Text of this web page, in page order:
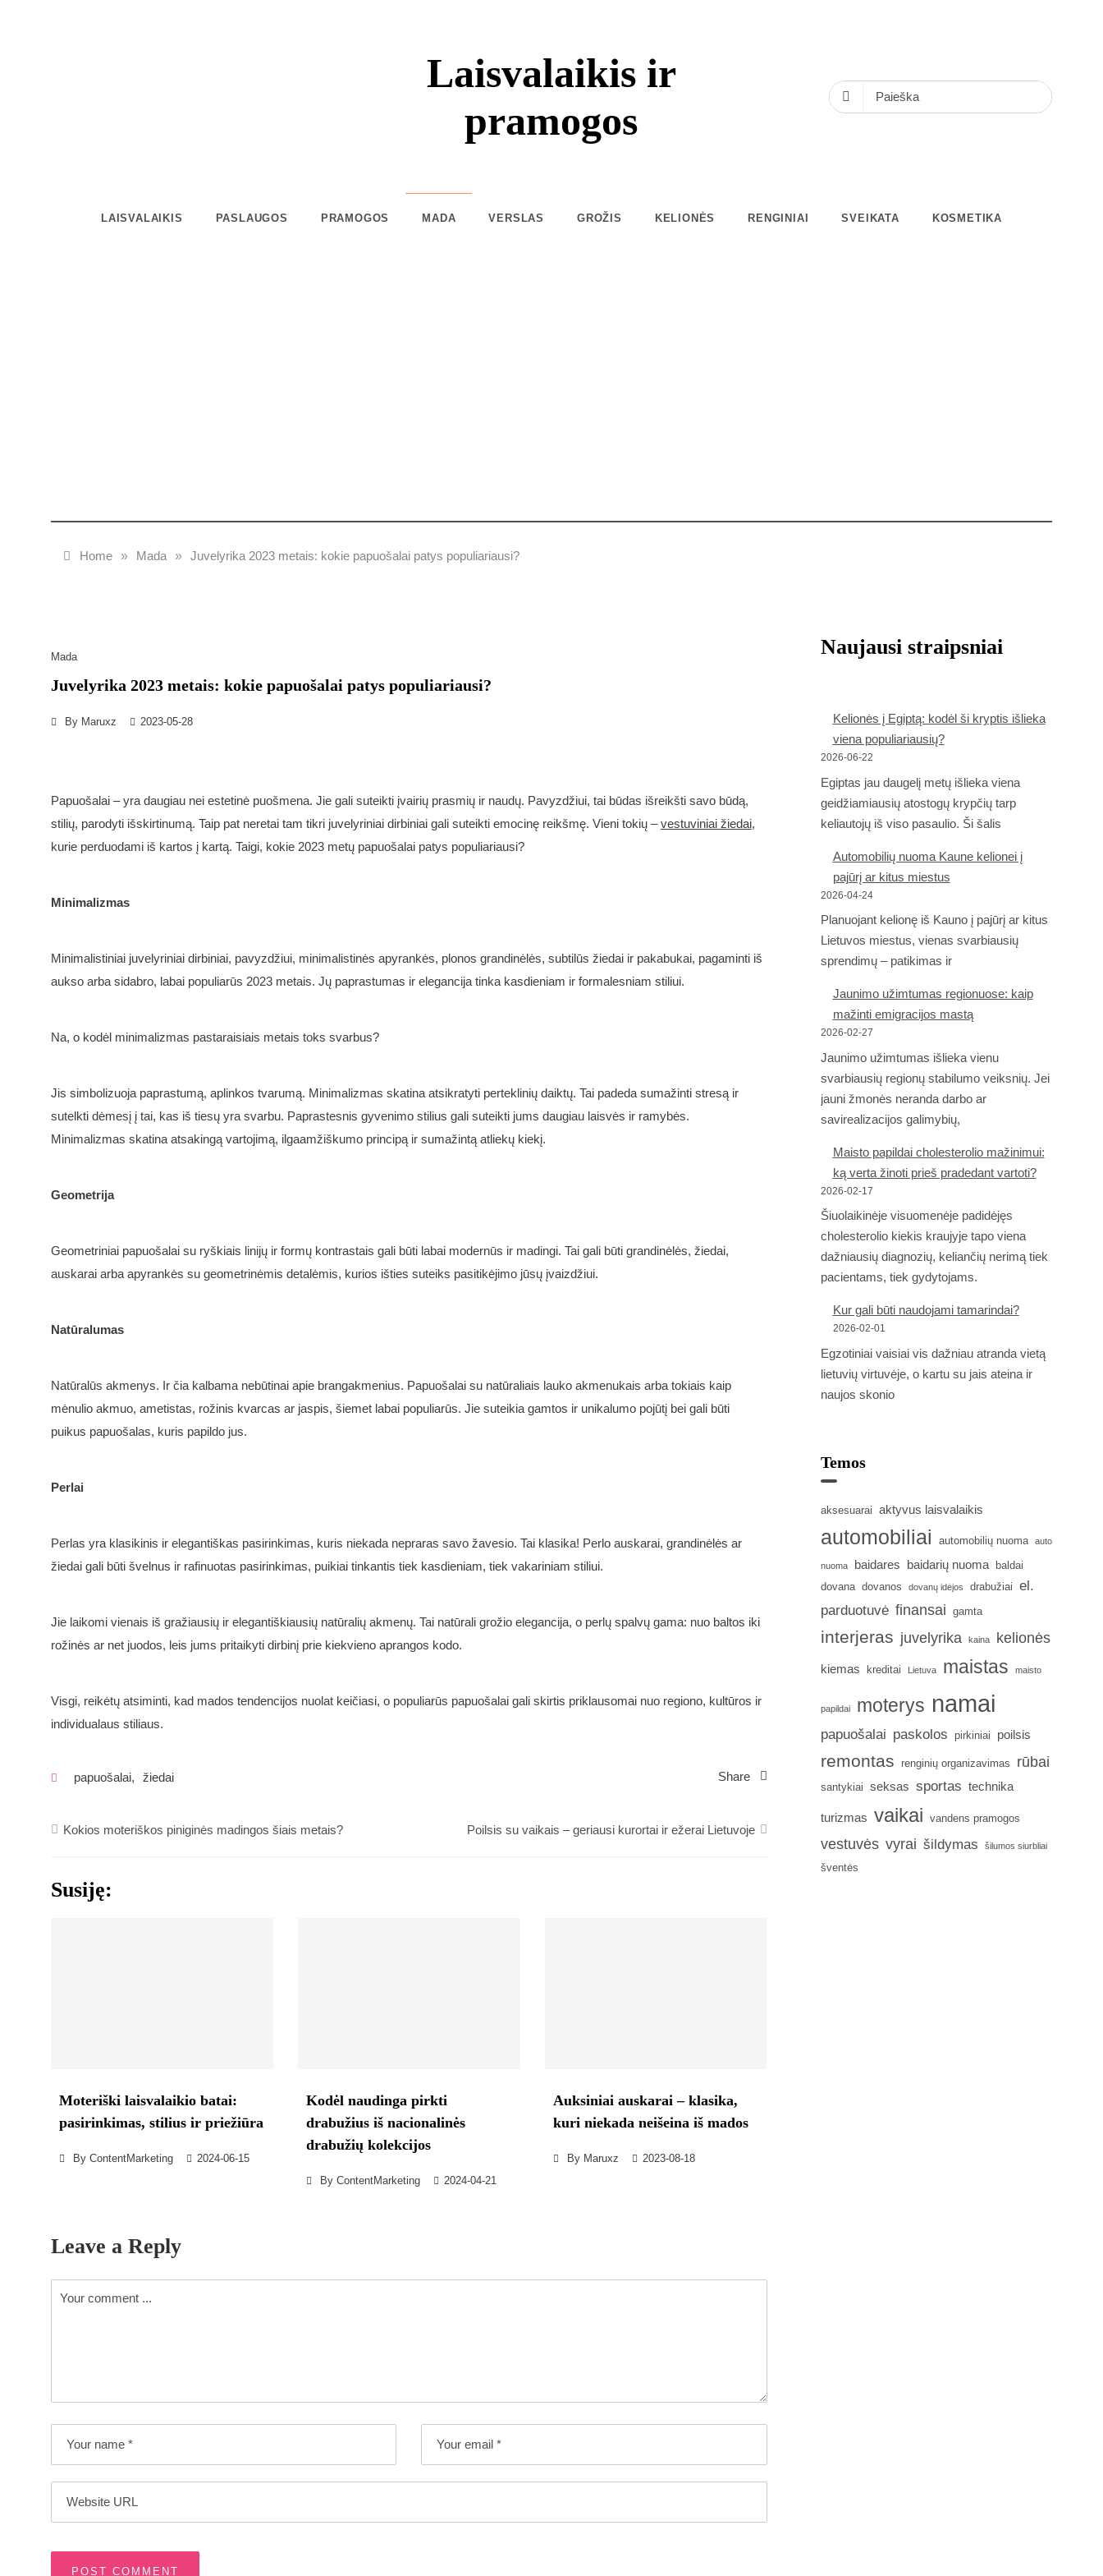
Laisvalaikis ir
pramogos
LAISVALAIKIS PASLAUGOS PRAMOGOS MADA VERSLAS GROŽIS KELIONĖS RENGINIAI SVEIKATA KOSMETIKA
Home » Mada » Juvelyrika 2023 metais: kokie papuošalai patys populiariausi?
Mada
Juvelyrika 2023 metais: kokie papuošalai patys populiariausi?
By Maruxz 2023-05-28
Papuošalai – yra daugiau nei estetinė puošmena. Jie gali suteikti įvairių prasmių ir naudų. Pavyzdžiui, tai būdas išreikšti savo būdą,
stilių, parodyti išskirtinumą. Taip pat neretai tam tikri juvelyriniai dirbiniai gali suteikti emocinę reikšmę. Vieni tokių –vestuviniai žiedai,
kurie perduodami iš kartos į kartą. Taigi, kokie 2023 metų papuošalai patys populiariausi?
Minimalizmas
Minimalistiniai juvelyriniai dirbiniai, pavyzdžiui, minimalistinės apyrankės, plonos grandinėlės, subtilūs žiedai ir pakabukai, pagaminti iš
aukso arba sidabro, labai populiarūs 2023 metais. Jų paprastumas ir elegancija tinka kasdieniam ir formalesniam stiliui.
Na, o kodėl minimalizmas pastaraisiais metais toks svarbus?
Jis simbolizuoja paprastumą, aplinkos tvarumą. Minimalizmas skatina atsikratyti perteklinių daiktų. Tai padeda sumažinti stresą ir
sutelkti dėmesį į tai, kas iš tiesų yra svarbu. Paprastesnis gyvenimo stilius gali suteikti jums daugiau laisvės ir ramybės.
Minimalizmas skatina atsakingą vartojimą, ilgaamžiškumo principą ir sumažintą atliekų kiekį.
Geometrija
Geometriniai papuošalai su ryškiais linijų ir formų kontrastais gali būti labai modernūs ir madingi. Tai gali būti grandinėlės, žiedai,
auskarai arba apyrankės su geometrinėmis detalėmis, kurios išties suteiks pasitikėjimo jūsų įvaizdžiui.
Natūralumas
Natūralūs akmenys. Ir čia kalbama nebūtinai apie brangakmenius. Papuošalai su natūraliais lauko akmenukais arba tokiais kaip
mėnulio akmuo, ametistas, rožinis kvarcas ar jaspis, šiemet labai populiarūs. Jie suteikia gamtos ir unikalumo pojūtį bei gali būti
puikus papuošalas, kuris papildo jus.
Perlai
Perlas yra klasikinis ir elegantiškas pasirinkimas, kuris niekada nepraras savo žavesio. Tai klasika! Perlo auskarai, grandinėlės ar
žiedai gali būti švelnus ir rafinuotas pasirinkimas, puikiai tinkantis tiek kasdieniam, tiek vakariniam stiliui.
Jie laikomi vienais iš gražiausių ir elegantiškiausių natūralių akmenų. Tai natūrali grožio elegancija, o perlų spalvų gama: nuo baltos iki
rožinės ar net juodos, leis jums pritaikyti dirbinį prie kiekvieno aprangos kodo.
Visgi, reikėtų atsiminti, kad mados tendencijos nuolat keičiasi, o populiarūs papuošalai gali skirtis priklausomai nuo regiono, kultūros ir
individualaus stiliaus.
papuošalai, žiedai Share
Navigacija
įrašų
Kokios moteriškos piniginės madingos šiais metais? Poilsis su vaikais – geriausi kurortai ir ežerai Lietuvoje
Susiję:
Moteriški laisvalaikio batai:
pasirinkimas, stilius ir priežiūra
By ContentMarketing 2024-06-15
Kodėl naudinga pirkti
drabužius iš nacionalinės
drabužių kolekcijos
By ContentMarketing 2024-04-21
Auksiniai auskarai – klasika,
kuri niekada neišeina iš mados
By Maruxz 2023-08-18
Leave a Reply
Naujausi straipsniai
Kelionės į Egiptą: kodėl ši kryptis išlieka
viena populiariausių?
2026-06-22
Egiptas jau daugelį metų išlieka viena
geidžiamiausių atostogų krypčių tarp
keliautojų iš viso pasaulio. Ši šalis
Automobilių nuoma Kaune kelionei į
pajūrį ar kitus miestus
2026-04-24
Planuojant kelionę iš Kauno į pajūrį ar kitus
Lietuvos miestus, vienas svarbiausių
sprendimų – patikimas ir
Jaunimo užimtumas regionuose: kaip
mažinti emigracijos mastą
2026-02-27
Jaunimo užimtumas išlieka vienu
svarbiausių regionų stabilumo veiksnių. Jei
jauni žmonės neranda darbo ar
savirealizacijos galimybių,
Maisto papildai cholesterolio mažinimui:
ką verta žinoti prieš pradedant vartoti?
2026-02-17
Šiuolaikinėje visuomenėje padidėjęs
cholesterolio kiekis kraujyje tapo viena
dažniausių diagnozių, keliančių nerimą tiek
pacientams, tiek gydytojams.
Kur gali būti naudojami tamarindai?
2026-02-01
Egzotiniai vaisiai vis dažniau atranda vietą
lietuvių virtuvėje, o kartu su jais ateina ir
naujos skonio
Temos
aksesuarai aktyvus laisvalaikis
automobiliai automobilių nuoma auto
nuoma baidares baidarių nuoma
baldai
dovana dovanos dovanų idėjos drabužiai el.
parduotuvė finansai gamta
interjeras juvelyrika kaina kelionės
kiemas kreditai Lietuva maistas maisto
papildai moterys namai
papuošalai paskolos pirkiniai poilsis
remontas renginių organizavimas rūbai
santykiai seksas sportas technika
turizmas vaikai vandens pramogos
vestuvės vyrai šildymas šilumos siurbliai
šventės